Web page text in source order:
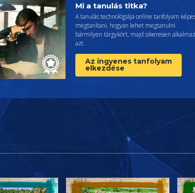
Mi a tanulás titka?
A tanulás technológiája online tanfolyam
megtanítani, hogyan lehet megtanulni
bármilyen tárgykört, majd sikeresen
azt.
Az ingyenes tanfolyam
elkezdése